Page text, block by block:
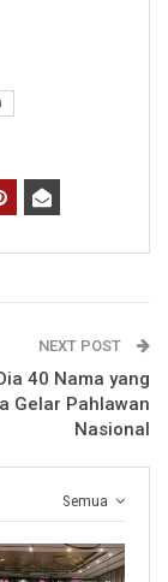
NEXT POST
40 Nama yang
Gelar Pahlawan
Nasional
Semua